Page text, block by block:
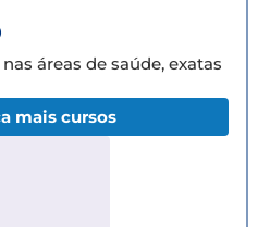
áreas de saúde, exatas
mais cursos